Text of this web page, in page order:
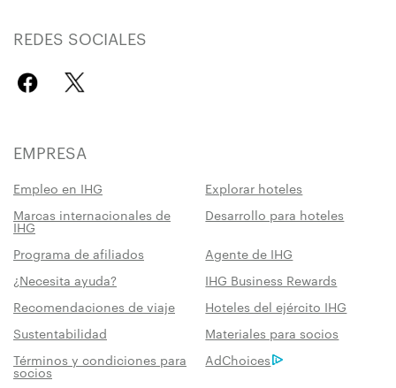
REDES SOCIALES
EMPRESA
Empleo en IHG
Explorar hoteles
Marcas internacionales de
IHG
Desarrollo para hoteles
Programa de afiliados
Agente de IHG
¿Necesita ayuda?
IHG Business Rewards
Recomendaciones de viaje
Hoteles del ejército IHG
Sustentabilidad
Materiales para socios
Términos y condiciones para
socios
AdChoices